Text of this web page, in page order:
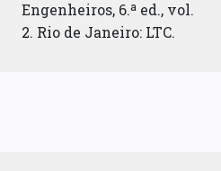
Engenheiros, 6.ª ed., vol.
2. Rio de Janeiro: LTC.